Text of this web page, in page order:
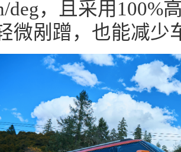
deg，且采用100%
微剐蹭，也能减少